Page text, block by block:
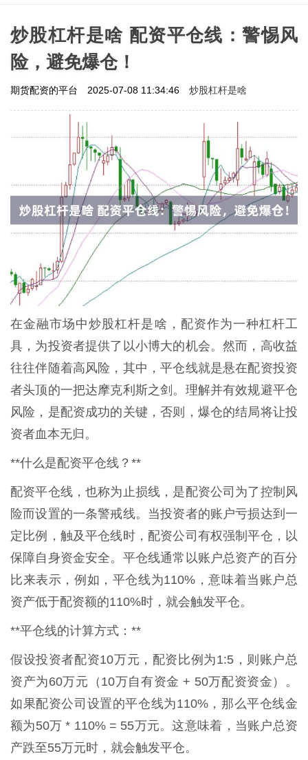
炒股杠杆是啥 配资平仓线：警惕风
险，避免爆仓！
期货配资的平台 2025-07-08 11:34:46 炒股杠杆是啥
在金融市场中炒股杠杆是啥，配资作为一种杠杆工
具，为投资者提供了以小博大的机会。然而，高收益
往往伴随着高风险，其中，平仓线就是悬在配资投资
者头顶的一把达摩克利斯之剑。理解并有效规避平仓
风险，是配资成功的关键，否则，爆仓的结局将让投
资者血本无归。
**什么是配资平仓线？**
配资平仓线，也称为止损线，是配资公司为了控制风
险而设置的一条警戒线。当投资者的账户亏损达到一
定比例，触及平仓线时，配资公司有权强制平仓，以
保障自身资金安全。平仓线通常以账户总资产的百分
比来表示，例如，平仓线为110%，意味着当账户总
资产低于配资额的110%时，就会触发平仓。
**平仓线的计算方式：**
假设投资者配资10万元，配资比例为1:5，则账户总
资产为60万元（10万自有资金 + 50万配资资金）。
如果配资公司设置的平仓线为110%，那么平仓线金
额为50万 * 110% = 55万元。这意味着，当账户总资
产跌至55万元时，就会触发平仓。